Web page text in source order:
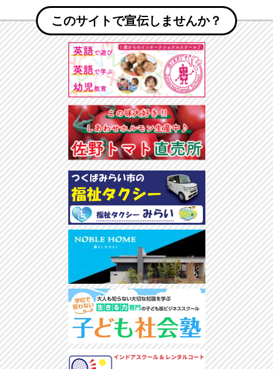
このサイトで宣伝しませんか？